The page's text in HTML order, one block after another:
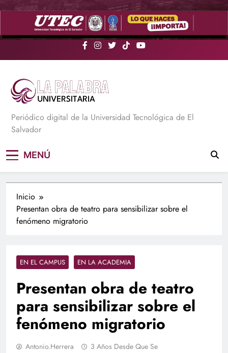
Saltar
La Palabra Universitaria
Periódico digital de la Universidad Tecnológica de El
Salvador
MENÚ
Inicio
Presentan obra de teatro para sensibilizar sobre el
fenómeno migratorio
EN EL CAMPUS EN LA ACADEMIA
Presentan obra de teatro
para sensibilizar sobre el
fenómeno migratorio
Antonio.herrera
3 Años Desde Que Se